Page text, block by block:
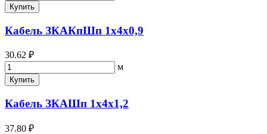
Купить
Кабель ЗКАКпШп 1х4х0,9
30.62 ₽
м
Купить
Кабель ЗКАШп 1х4х1,2
37.80 ₽